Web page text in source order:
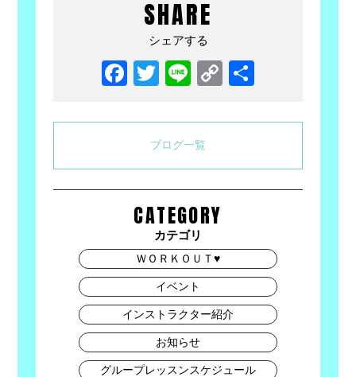
SHARE
シェアする
Facebook
Twitter
LineCopy
ブログ一覧
CATEGORY
カテゴリ
ＷＯＲＫＯＵＴ♥
イベント
インストラクター紹介
お知らせ
グループレッスンスケジュール